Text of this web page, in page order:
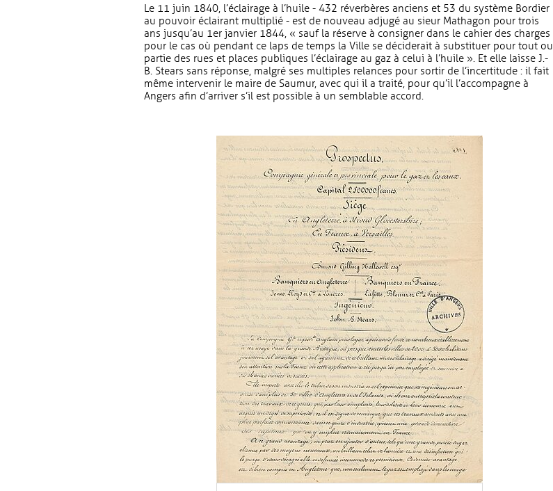
Le 11 juin 1840, l’éclairage à l’huile - 432 réverbères anciens et 53 du système Bordier
au pouvoir éclairant multiplié - est de nouveau adjugé au sieur Mathagon pour trois
ans jusqu’au 1er janvier 1844, « sauf la réserve à consigner dans le cahier des charges
pour le cas où pendant ce laps de temps la Ville se déciderait à substituer pour tout ou
partie des rues et places publiques l’éclairage au gaz à celui à l’huile ». Et elle laisse J.-
B. Stears sans réponse, malgré ses multiples relances pour sortir de l’incertitude : il fait
même intervenir le maire de Saumur, avec qui il a traité, pour qu’il l’accompagne à
Angers afin d’arriver s’il est possible à un semblable accord.